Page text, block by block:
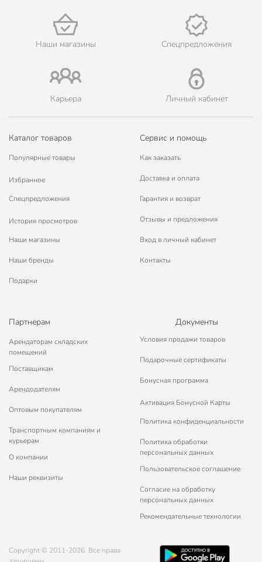
Харабали, Ахтубинск, Володарский, Енотаевка, Лиман,
Началово, Чёрный Яр.
💳 Оплата: онлайн на сайте интернет-гипермаркета или
🛍 Скидки, акции, распродажи каждый день!
📜 Только оригинальная продукция. Интернет-гипермаркет
Порядок - официальный представитель ведущих мировых
марок.
Наши магазины Спецпредложения
Карьера Личный кабинет
Каталог товаров
Популярные товары
Избранное
Спецпредложения
История просмотров
Наши магазины
Наши бренды
Подарки
Сервис и помощь
Как заказать
Доставка и оплата
Гарантия и возврат
Отзывы и предложения
Вход в личный кабинет
Контакты
Партнерам
Арендаторам складских
помещений
Поставщикам
Арендодателям
Оптовым покупателям
Транспортным компаниям и
курьерам
О компании
Наши реквизиты
Документы
Условия продажи товаров
Подарочные сертификаты
Бонусная программа
Активация Бонусной Карты
Политика конфиденциальности
Политика обработки
персональных данных
Пользовательское соглашение
Согласие на обработку
персональных данных
Рекомендательные технологии
Copyright © 2011-2026. Все права